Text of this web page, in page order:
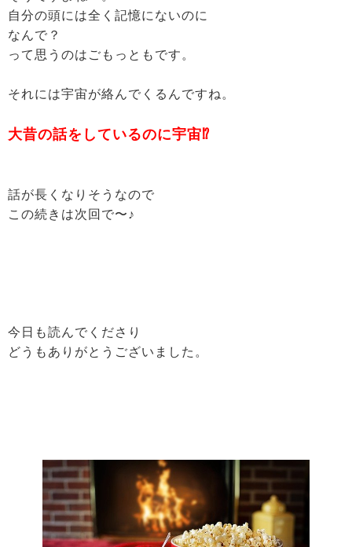
自分の頭には全く記憶にないのに
なんで？
って思うのはごもっともです。
それには宇宙が絡んでくるんですね。
大昔の話をしているのに宇宙⁉︎
話が長くなりそうなので
この続きは次回で〜♪
今日も読んでくださり
どうもありがとうございました。